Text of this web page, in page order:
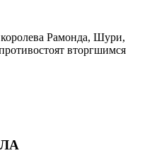
Рамонда, Шури,
вторгшимся